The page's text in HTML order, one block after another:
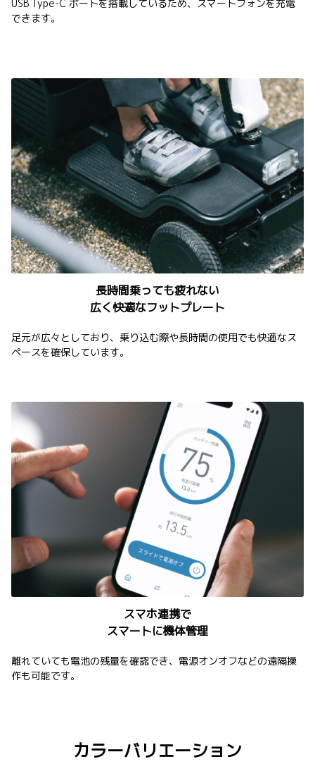
USB Type-C ポートを搭載しているため、スマートフォンを充電
できます。
長時間乗っても疲れない
広く快適なフットプレート
足元が広々としており、乗り込む際や長時間の使用でも快適なス
ペースを確保しています。
スマホ連携で
スマートに機体管理
離れていても電池の残量を確認でき、電源オンオフなどの遠隔操
作も可能です。
カラーバリエーション